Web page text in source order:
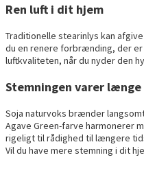
Ren luft i dit hjem
Traditionelle stearinlys kan
du en renere forbrænding, der
luftkvaliteten, når du nyder den
Stemningen varer længe
Soja naturvoks brænder
Agave Green-farve harmonerer
rigeligt til rådighed til længere
Vil du have mere stemning i dit